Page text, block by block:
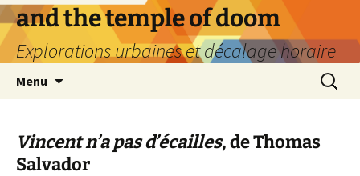
Aller
au
contenu
and the temple of doom
Explorations urbaines et décalage horaire
Menu
Vincent n’a pas d’écailles, de Thomas
Salvador